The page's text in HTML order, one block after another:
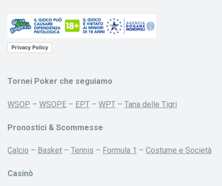
Privacy Policy
Tornei Poker che seguiamo
WSOP – WSOPE – EPT – WPT – Tana delle Tigri
Pronostici & Scommesse
Calcio – Basket – Tennis – Formula 1 – Costume e Società
Casinò